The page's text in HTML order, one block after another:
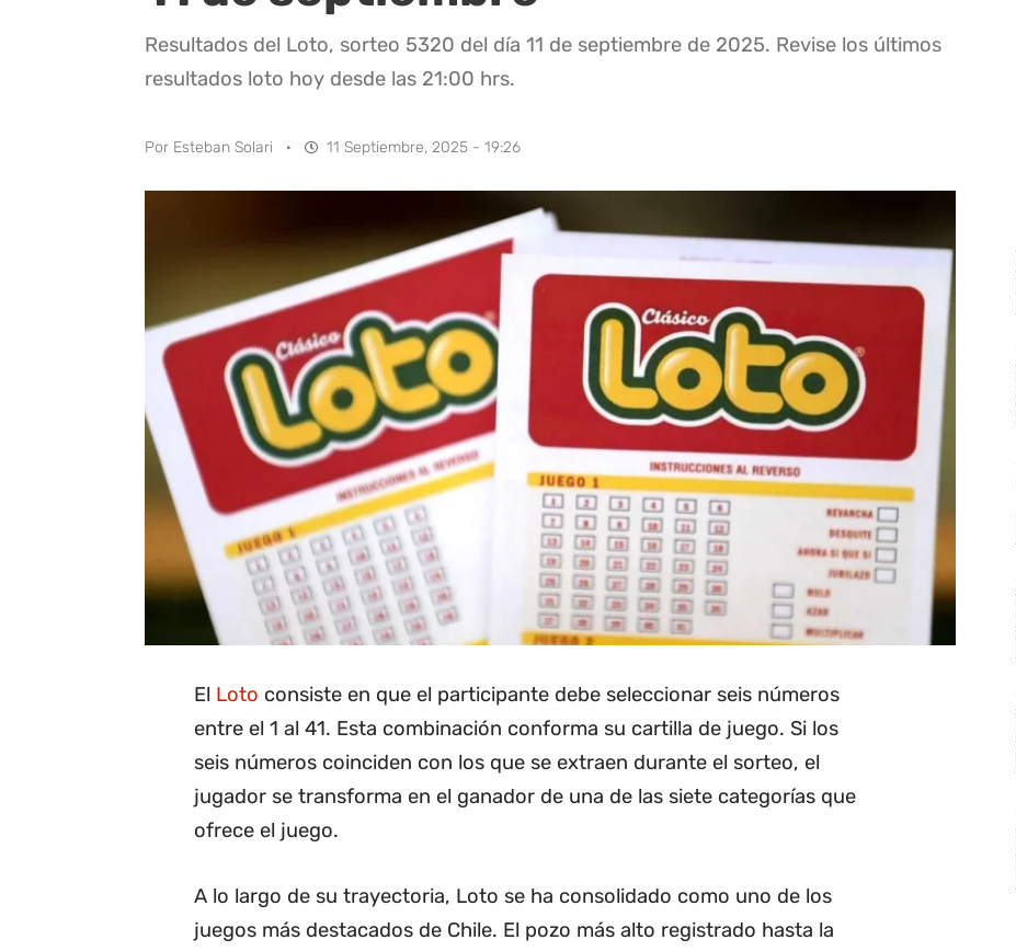
Resultados del Loto, sorteo 5320 del día 11 de septiembre de 2025. Revise los últimos
resultados loto hoy desde las 21:00 hrs.
Por Esteban Solari · 11 Septiembre, 2025 - 19:26
El Loto consiste en que el participante debe seleccionar seis números
entre el 1 al 41. Esta combinación conforma su cartilla de juego. Si los
seis números coinciden con los que se extraen durante el sorteo, el
jugador se transforma en el ganador de una de las siete categorías que
ofrece el juego.
A lo largo de su trayectoria, Loto se ha consolidado como uno de los
juegos más destacados de Chile. El pozo más alto registrado hasta la